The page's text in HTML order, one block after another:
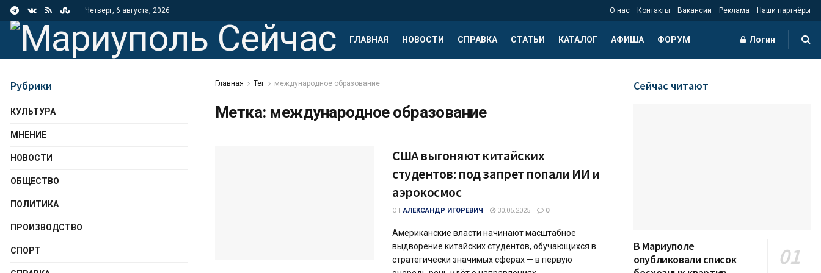
Четверг, 6 августа, 2026 О нас Контакты Вакансии Реклама Наши партнёры
ГЛАВНАЯ НОВОСТИ СПРАВКА СТАТЬИ КАТАЛОГ АФИША ФОРУМ Логин
Главная Тег международное образование
Метка: международное образование
США выгоняют китайских
студентов: под запрет попали ИИ и
аэрокосмос
ОТ АЛЕКСАНДР ИГОРЕВИЧ 30.05.2025 0
Американские власти начинают масштабное
выдворение китайских студентов, обучающихся в
стратегически значимых сферах — в первую
Рубрики
КУЛЬТУРА
МНЕНИЕ
НОВОСТИ
ОБЩЕСТВО
ПОЛИТИКА
ПРОИЗВОДСТВО
СПОРТ
Сейчас читают
В Мариуполе
опубликовали список